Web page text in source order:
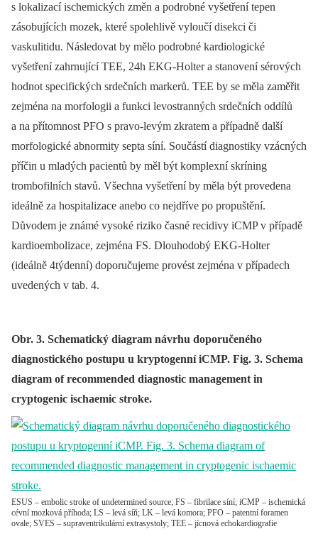
s lokalizací ischemických změn a podrobné vyšetření tepen
zásobujících mozek, které spolehlivě vyloučí disekci či
vaskulitidu. Následovat by mělo podrobné kardiologické
vyšetření zahrnující TEE, 24h EKG-Holter a stanovení sérových
hodnot specifických srdečních markerů. TEE by se měla zaměřit
zejména na morfologii a funkci levostranných srdečních oddílů
a na přítomnost PFO s pravo-levým zkratem a případně další
morfologické abnormity septa síní. Součástí diagnostiky vzácných
příčin u mladých pacientů by měl být komplexní skríning
trombofilních stavů. Všechna vyšetření by měla být provedena
ideálně za hospitalizace anebo co nejdříve po propuštění.
Důvodem je známé vysoké riziko časné recidivy iCMP v případě
kardioembolizace, zejména FS. Dlouhodobý EKG-Holter
(ideálně 4týdenní) doporučujeme provést zejména v případech
uvedených v tab. 4.
Obr. 3. Schematický diagram návrhu doporučeného
diagnostického postupu u kryptogenní iCMP. Fig. 3. Schema
diagram of recommended diagnostic management in
cryptogenic ischaemic stroke.
ESUS – embolic stroke of undetermined source; FS – fibrilace síní; iCMP – ischemická
cévní mozková příhoda; LS – levá síň; LK – levá komora; PFO – patentní foramen
ovale; SVES – supraventrikulární extrasystoly; TEE – jícnová echokardiografie